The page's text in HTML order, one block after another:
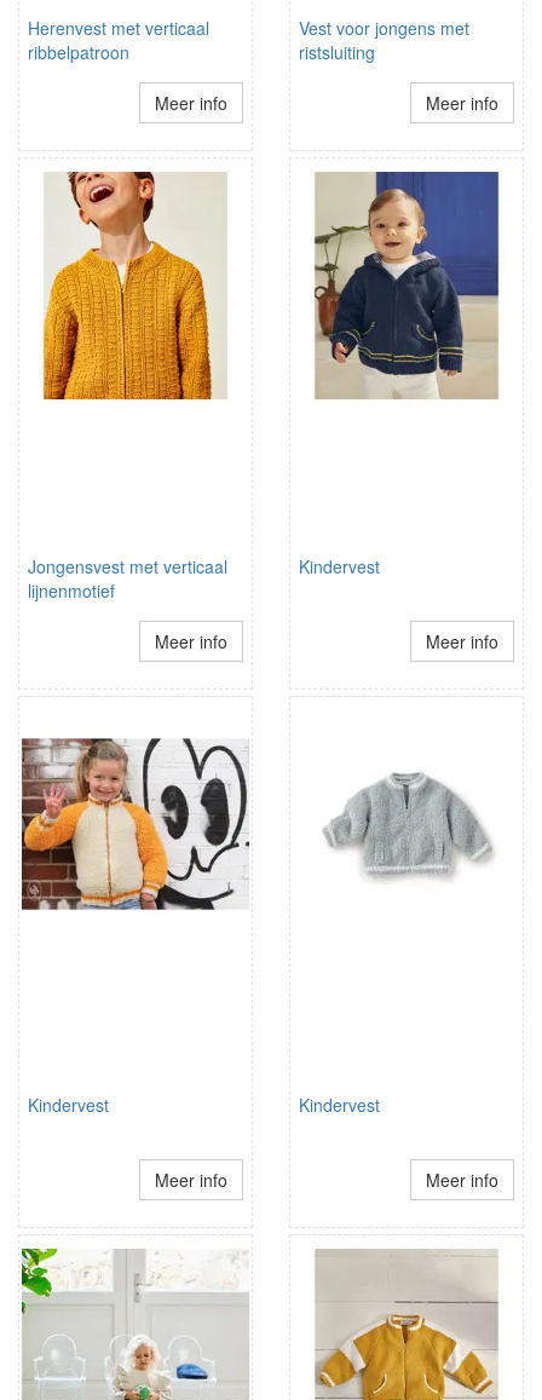
Herenvest met verticaal
ribbelpatroon
Meer info
Vest voor jongens met
ristsluiting
Meer info
Jongensvest met verticaal
lijnenmotief
Meer info
Kindervest
Meer info
Kindervest
Meer info
Kindervest
Meer info